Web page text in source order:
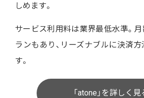
しめます。
サービス利用料は業界最低水準。
ランもあり、リーズナブルに決済
す。
「atone」を詳しく見